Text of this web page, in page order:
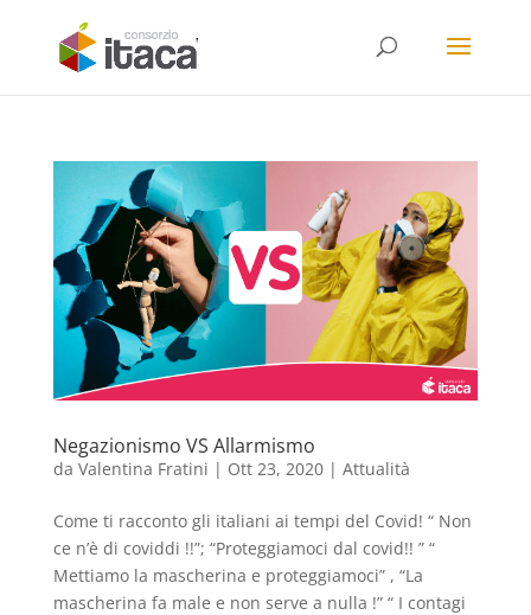
Negazionismo VS Allarmismo
da Valentina Fratini | Ott 23, 2020| Attualità
Come ti racconto gli italiani ai tempi del Covid! “ Non
ce n’è di coviddi !!”; “Proteggiamoci dal covid!! ” “
Mettiamo la mascherina e proteggiamoci” , “La
mascherina fa male e non serve a nulla !” “ I contagi